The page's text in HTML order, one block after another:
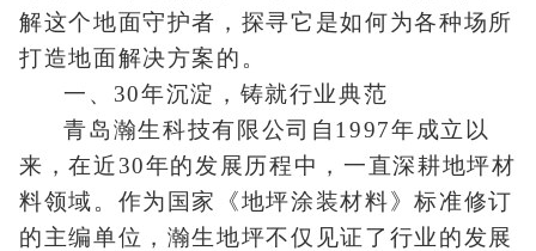
解这个地面守护者，探寻它是如何为各种场所
打造地面解决方案的。
一、30年沉淀，铸就行业典范
青岛瀚生科技有限公司自1997年成立以
来，在近30年的发展历程中，一直深耕地坪材
料领域。作为国家《地坪涂装材料》标准修订
的主编单位，瀚生地坪不仅见证了行业的发展